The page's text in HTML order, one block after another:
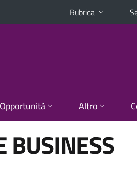
Rubrica
Opportunità Altro
BUSINESS